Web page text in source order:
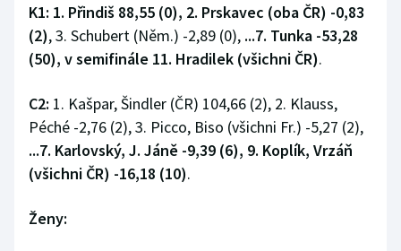
K1: 1. Přindiš 88,55 (0), 2. Prskavec (oba ČR) -0,83
(2), 3. Schubert (Něm.) -2,89 (0), ...7. Tunka -53,28
(50), v semifinále 11. Hradilek (všichni ČR).
C2: 1. Kašpar, Šindler (ČR) 104,66 (2), 2. Klauss,
Péché -2,76 (2), 3. Picco, Biso (všichni Fr.) -5,27 (2),
...7. Karlovský, J. Jáně -9,39 (6), 9. Koplík, Vrzáň
(všichni ČR) -16,18 (10).
Ženy: